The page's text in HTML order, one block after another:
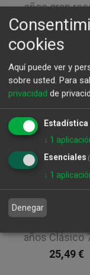
años gran
31,96€
años Clásico
25,49€
cookies
Aquí puede ver y
sobre usted. Para
privacidad de
↓ 1
Esenciales
↓ 1
Denegar